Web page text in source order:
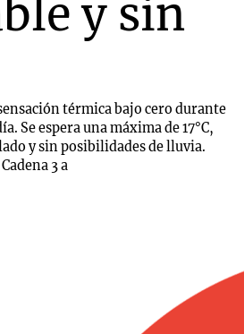
y sin
térmica bajo cero durante
Se espera una máxima de 17°C,
y sin posibilidades de lluvia.
3 a